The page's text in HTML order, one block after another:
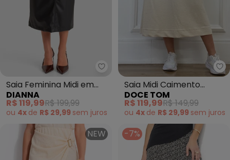
Dianna - Saia Feminina Midi
Saia Feminina Midi em
Courino Sintético (Preto)
DIANNA
R$ 119,99R$ 199,99
ou 4x de R$ 29,99 sem juros
Saia Midi Caimento
Leve(Bege)
DOCE TOM
R$ 119,99R$ 149,99
ou 4x de R$ 29,99 sem juros
NEW -7%